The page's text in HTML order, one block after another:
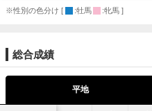
※性別の色分け [ :牡馬 :牝馬 ]
総合成績
平地